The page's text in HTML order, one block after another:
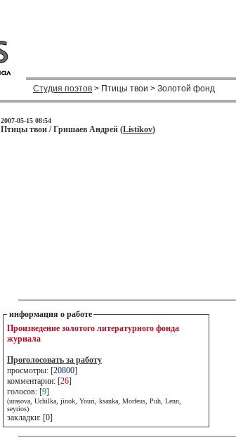
Студия поэтов > Птицы твои > Золотой фонд
2007-05-15 08:54
Птицы твои / Гришаев Андрей (Listikov)
информация о работе
Произведение золотого литературного фонда
журнала
Проголосовать за работу
просмотры: [20800]
комментарии: [26]
голосов: [9]
(urasova, Uchilka, jinok, Youri, ksanka, Morfeus, Puh, Lenn,
seyrios)
закладки: [0]